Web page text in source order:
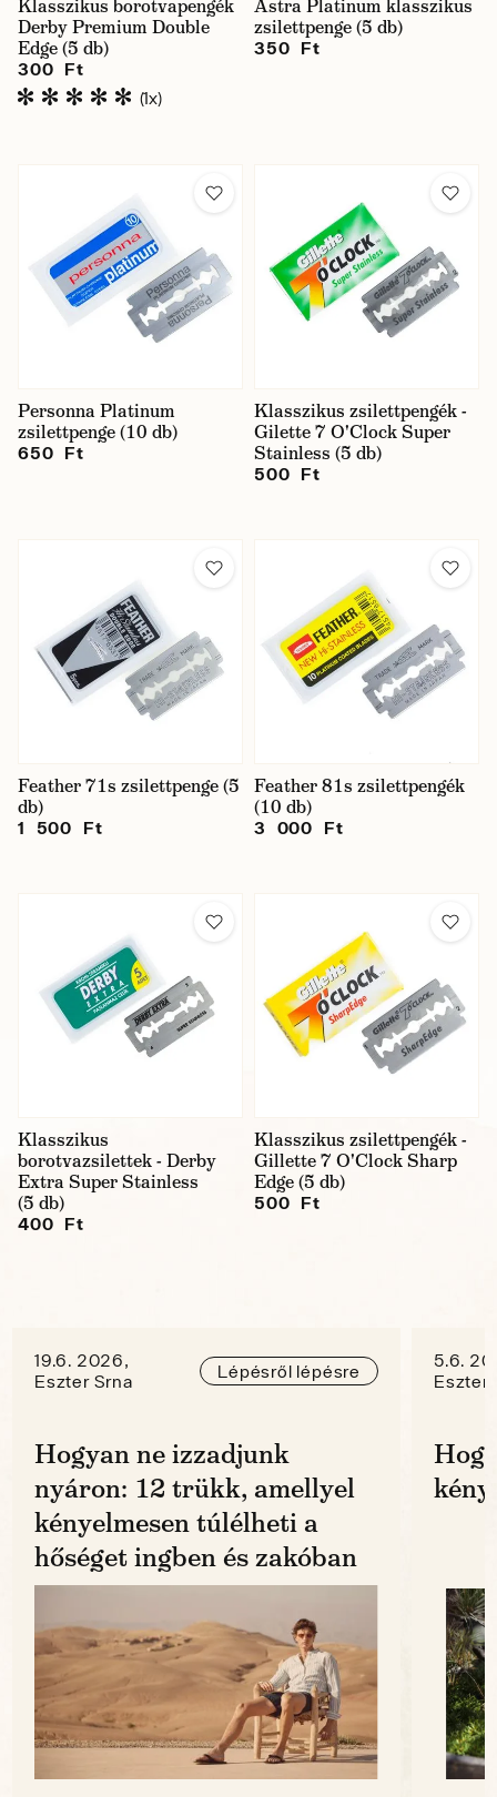
Klasszikus borotvapengék
Derby Premium Double
Edge (5 db)
300 Ft
(1x)
Astra Platinum klasszikus
zsilettpenge (5 db)
350 Ft
Personna Platinum
zsilettpenge (10 db)
650 Ft
Klasszikus zsilettpengék -
Gilette 7 O'Clock Super
Stainless (5 db)
500 Ft
Feather 71s zsilettpenge (5
db)
1 500 Ft
Feather 81s zsilettpengék
(10 db)
3 000 Ft
Klasszikus
borotvazsilettek - Derby
Extra Super Stainless
(5 db)
400 Ft
Klasszikus zsilettpengék -
Gillette 7 O'Clock Sharp
Edge (5 db)
500 Ft
19.6. 2026,
Eszter Srna
Lépésről lépésre
Hogyan ne izzadjunk
nyáron: 12 trükk, amellyel
kényelmesen túlélheti a
hőséget ingben és zakóban
5.6.
Eszter